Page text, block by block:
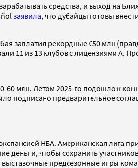
средства, и выход на
заявила, что дубайцы готовы
заплатил рекордные €50 млн
11 из 13 клубов с лицензиями А.
млн. Летом 2025-го подошло к
подписано предварительное
НБА. Американская лига
деньги, чтобы сохранить
предсезонные игры